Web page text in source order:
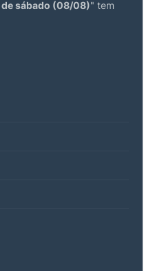
de sábado (08/08)" tem